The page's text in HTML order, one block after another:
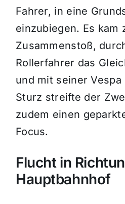
Fahrer, in eine
einzubiegen. Es kam
Zusammenstoß,
Rollerfahrer das
und mit seiner Vespa
Sturz streifte der
zudem einen
Focus.
Flucht in
Hauptbahnhof